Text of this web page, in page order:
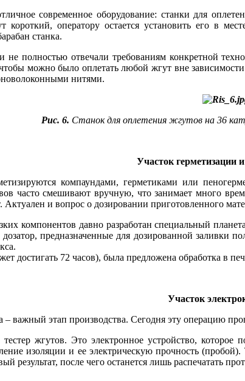
современное оборудование: станки для
короткий, оператору остается установить его в
станка.
не полностью отвечали требованиям конкретной
можно бы­ло оплетать любой жгут вне
нитями.
Рис. 6. Станок для оплетения жгутов на 36
Участок герметизации
компаундами, герметиками или
часто смешивают вручную, что занимает много
и вопрос о дозировании приготовленного
компонентов давно разработан специальный
предназначенные для дозированной заливки
достигать 72 часов), была предложена обработка в
Участок
– важный этап производства. Сегодня эту операцию
жгутов. Это электронное устройство,
изоляции и ее электрическую прочность
результат, после че­го останется лишь распечатать